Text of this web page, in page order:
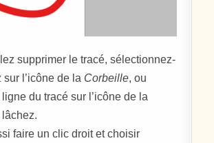
supprimer le tracé, sélectionnez-
sur l’icône de la Corbeille, ou
du tracé sur l’icône de la
lâchez.
faire un clic droit et choisir